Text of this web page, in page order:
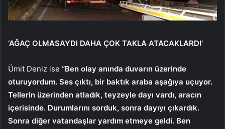
‘AĞAÇ OLMASAYDI DAHA ÇOK TAKLA ATACAKLARDI’
Ümit Deniz ise “Ben olay anında duvarın üzerinde
oturuyordum. Ses çıktı, bir baktık araba aşağıya uçuyor.
Tellerin üzerinden atladık, teyzeyle dayı vardı, aracın
içerisinde. Durumlarını sorduk, sonra dayıyı çıkardık.
Sonra diğer vatandaşlar yardım etmeye geldi. Ben